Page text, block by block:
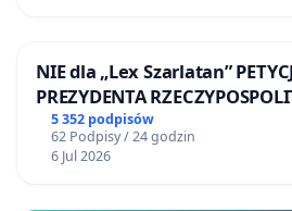
NIE dla „Lex Szarlatan”
PREZYDENTA
5 352 podpisów
62 Podpisy / 24 godzin
6 Jul 2026